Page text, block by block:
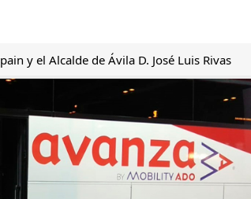
y el Alcalde de Ávila D. José Luis Rivas